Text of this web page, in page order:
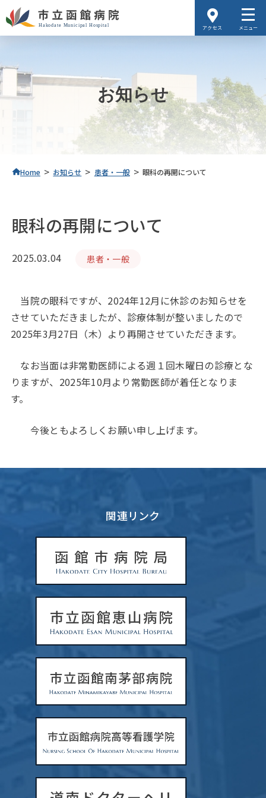
アクセス メニュー
お知らせ
Home > お知らせ > 患者・一般 > 眼科の再開について
眼科の再開について
2025.03.04 患者・一般
当院の眼科ですが、2024年12月に休診のお知らせを
させていただきましたが、診療体制が整いましたので
2025年3月27日（木）より再開させていただきます。
なお当面は非常勤医師による週１回木曜日の診療とな
りますが、2025年10月より常勤医師が着任となりま
す。
今後ともよろしくお願い申し上げます。
関連リンク